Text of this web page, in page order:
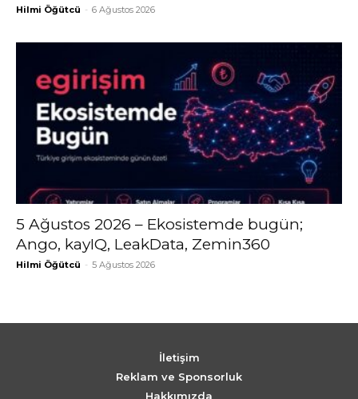
Hilmi Öğütcü - 6 Ağustos 2026
5 Ağustos 2026 – Ekosistemde bugün;
Ango, kayIQ, LeakData, Zemin360
Hilmi Öğütcü - 5 Ağustos 2026
İletişim
Reklam ve Sponsorluk
Hakkımızda